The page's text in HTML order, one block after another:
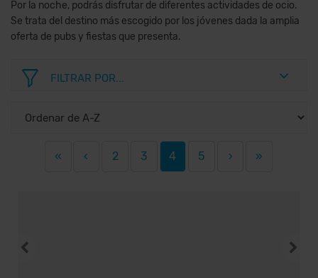
Por la noche, podrás disfrutar de diferentes actividades de ocio.
Se trata del destino más escogido por los jóvenes dada la amplia
oferta de pubs y fiestas que presenta.
FILTRAR POR...
« ‹ 2 3 4 5 › »